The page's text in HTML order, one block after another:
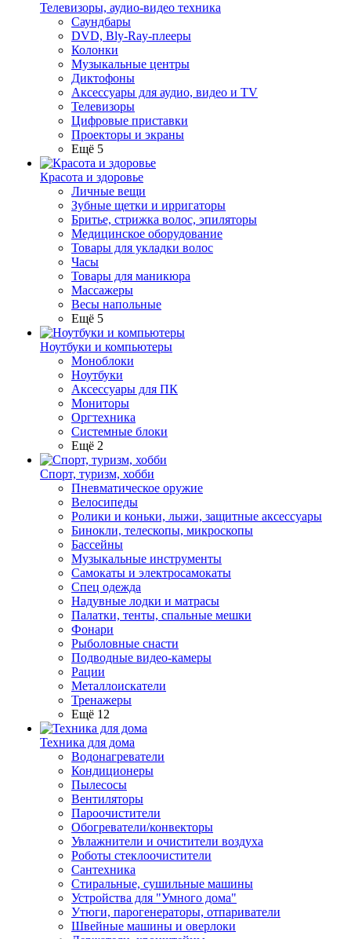
Телевизоры, аудио-видео техника
Саундбары
DVD, Bly-Ray-плееры
Колонки
Музыкальные центры
Диктофоны
Аксессуары для аудио, видео и TV
Телевизоры
Цифровые приставки
Проекторы и экраны
Ещё 5
Красота и здоровье
Личные вещи
Зубные щетки и ирригаторы
Бритье, стрижка волос, эпиляторы
Медицинское оборудование
Товары для укладки волос
Часы
Товары для маникюра
Массажеры
Весы напольные
Ещё 5
Ноутбуки и компьютеры
Моноблоки
Ноутбуки
Аксессуары для ПК
Мониторы
Оргтехника
Системные блоки
Ещё 2
Спорт, туризм, хобби
Пневматическое оружие
Велосипеды
Ролики и коньки, лыжи, защитные аксессуары
Бинокли, телескопы, микроскопы
Бассейны
Музыкальные инструменты
Самокаты и электросамокаты
Спец одежда
Надувные лодки и матрасы
Палатки, тенты, спальные мешки
Фонари
Рыболовные снасти
Подводные видео-камеры
Рации
Металлоискатели
Тренажеры
Ещё 12
Техника для дома
Водонагреватели
Кондиционеры
Пылесосы
Вентиляторы
Пароочистители
Обогреватели/конвекторы
Увлажнители и очистители воздуха
Роботы стеклоочистители
Сантехника
Стиральные, сушильные машины
Устройства для "Умного дома"
Утюги, парогенераторы, отпариватели
Швейные машины и оверлоки